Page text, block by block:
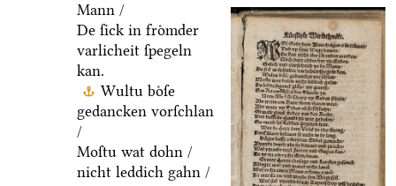
Mann /
De ſick in froͤmder
varlicheit ſpegeln
kan.
Wultu boͤſe
gedancken vorſchlan
/
Moſtu wat dohn /
nicht leddich gahn /